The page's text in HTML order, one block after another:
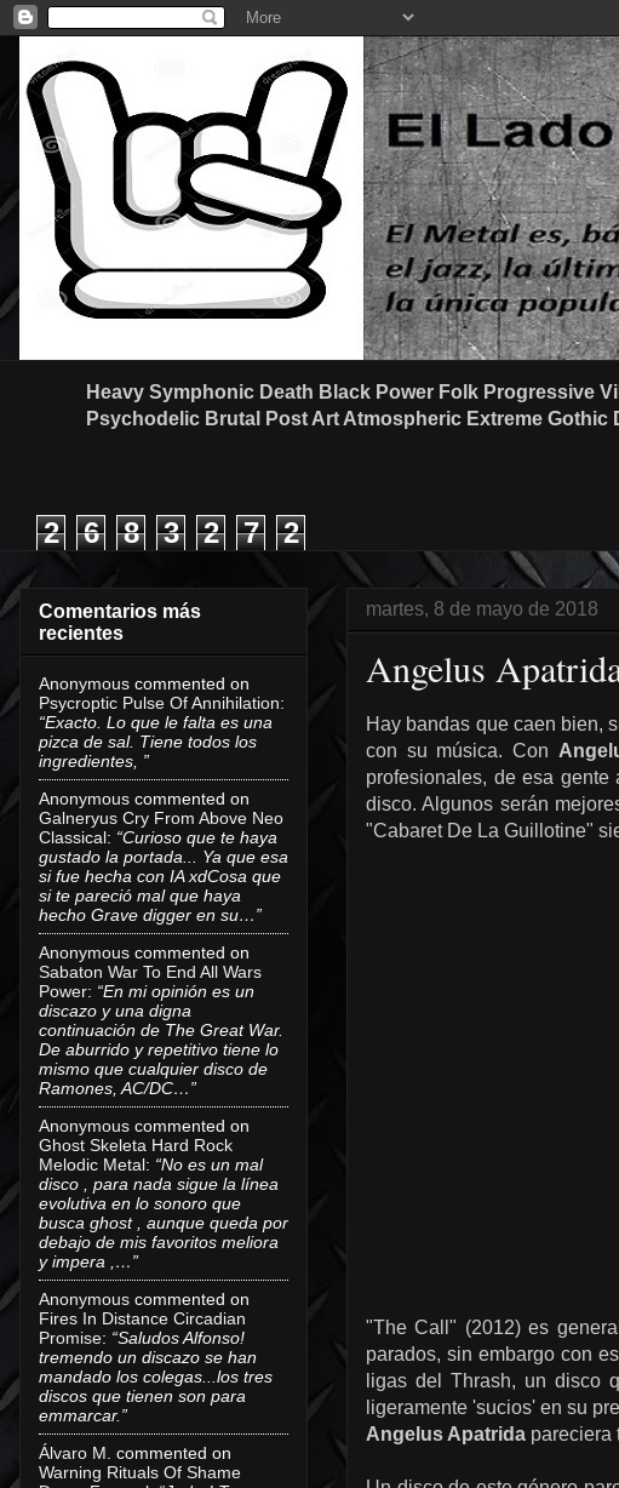
Heavy Symphonic Death Black Power Folk Progressive
Psychodelic Brutal Post Art Atmospheric Extreme
2 6 8 3 2 7 2
martes, 8 de mayo de 2018
Angelus
Hay bandas que caen bien,
con su música. Con
profesionales, de esa
disco. Algunos serán
"Cabaret De La Guillotine"
"The Call" (2012) es
parados, sin embargo con
ligas del Thrash, un disco
ligeramente 'sucios' en su
Angelus Apatrida pareciera
Comentarios más
recientes
Anonymous commented on
Psycroptic Pulse Of Annihilation:
“Exacto. Lo que le falta es una
pizca de sal. Tiene todos los
ingredientes, ”
Anonymous commented on
Galneryus Cry From Above Neo
Classical: “Curioso que te haya
gustado la portada... Ya que esa
si fue hecha con IA xdCosa que
si te pareció mal que haya
hecho Grave digger en su…”
Anonymous commented on
Sabaton War To End All Wars
Power: “En mi opinión es un
discazo y una digna
continuación de The Great War.
De aburrido y repetitivo tiene lo
mismo que cualquier disco de
Ramones, AC/DC…”
Anonymous commented on
Ghost Skeleta Hard Rock
Melodic Metal: “No es un mal
disco , para nada sigue la línea
evolutiva en lo sonoro que
busca ghost , aunque queda por
debajo de mis favoritos meliora
y impera ,…”
Anonymous commented on
Fires In Distance Circadian
Promise: “Saludos Alfonso!
tremendo un discazo se han
mandado los colegas...los tres
discos que tienen son para
emmarcar.”
Álvaro M. commented on
Warning Rituals Of Shame